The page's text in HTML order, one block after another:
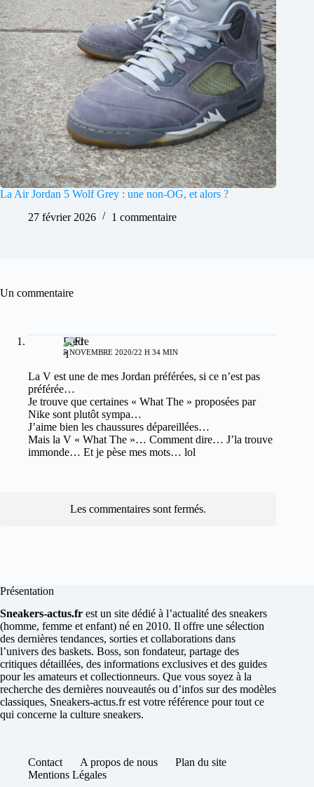
La Air Jordan 5 Wolf Grey : une non-OG, et alors ?
27 février 2026
1 commentaire
Un commentaire
Fred
5 NOVEMBRE 2020/22 H 34 MIN
La V est une de mes Jordan préférées, si ce n’est pas
préférée…
Je trouve que certaines « What The » proposées par
Nike sont plutôt sympa…
J’aime bien les chaussures dépareillées…
Mais la V « What The »… Comment dire… J’la trouve
immonde… Et je pèse mes mots… lol
Les commentaires sont fermés.
Présentation
Sneakers-actus.fr est un site dédié à l’actualité des sneakers
(homme, femme et enfant) né en 2010. Il offre une sélection
des dernières tendances, sorties et collaborations dans
l’univers des baskets. Boss, son fondateur, partage des
critiques détaillées, des informations exclusives et des guides
pour les amateurs et collectionneurs. Que vous soyez à la
recherche des dernières nouveautés ou d’infos sur des modèles
classiques, Sneakers-actus.fr est votre référence pour tout ce
qui concerne la culture sneakers.
Contact A propos de nous
Plan du site
Mentions Légales